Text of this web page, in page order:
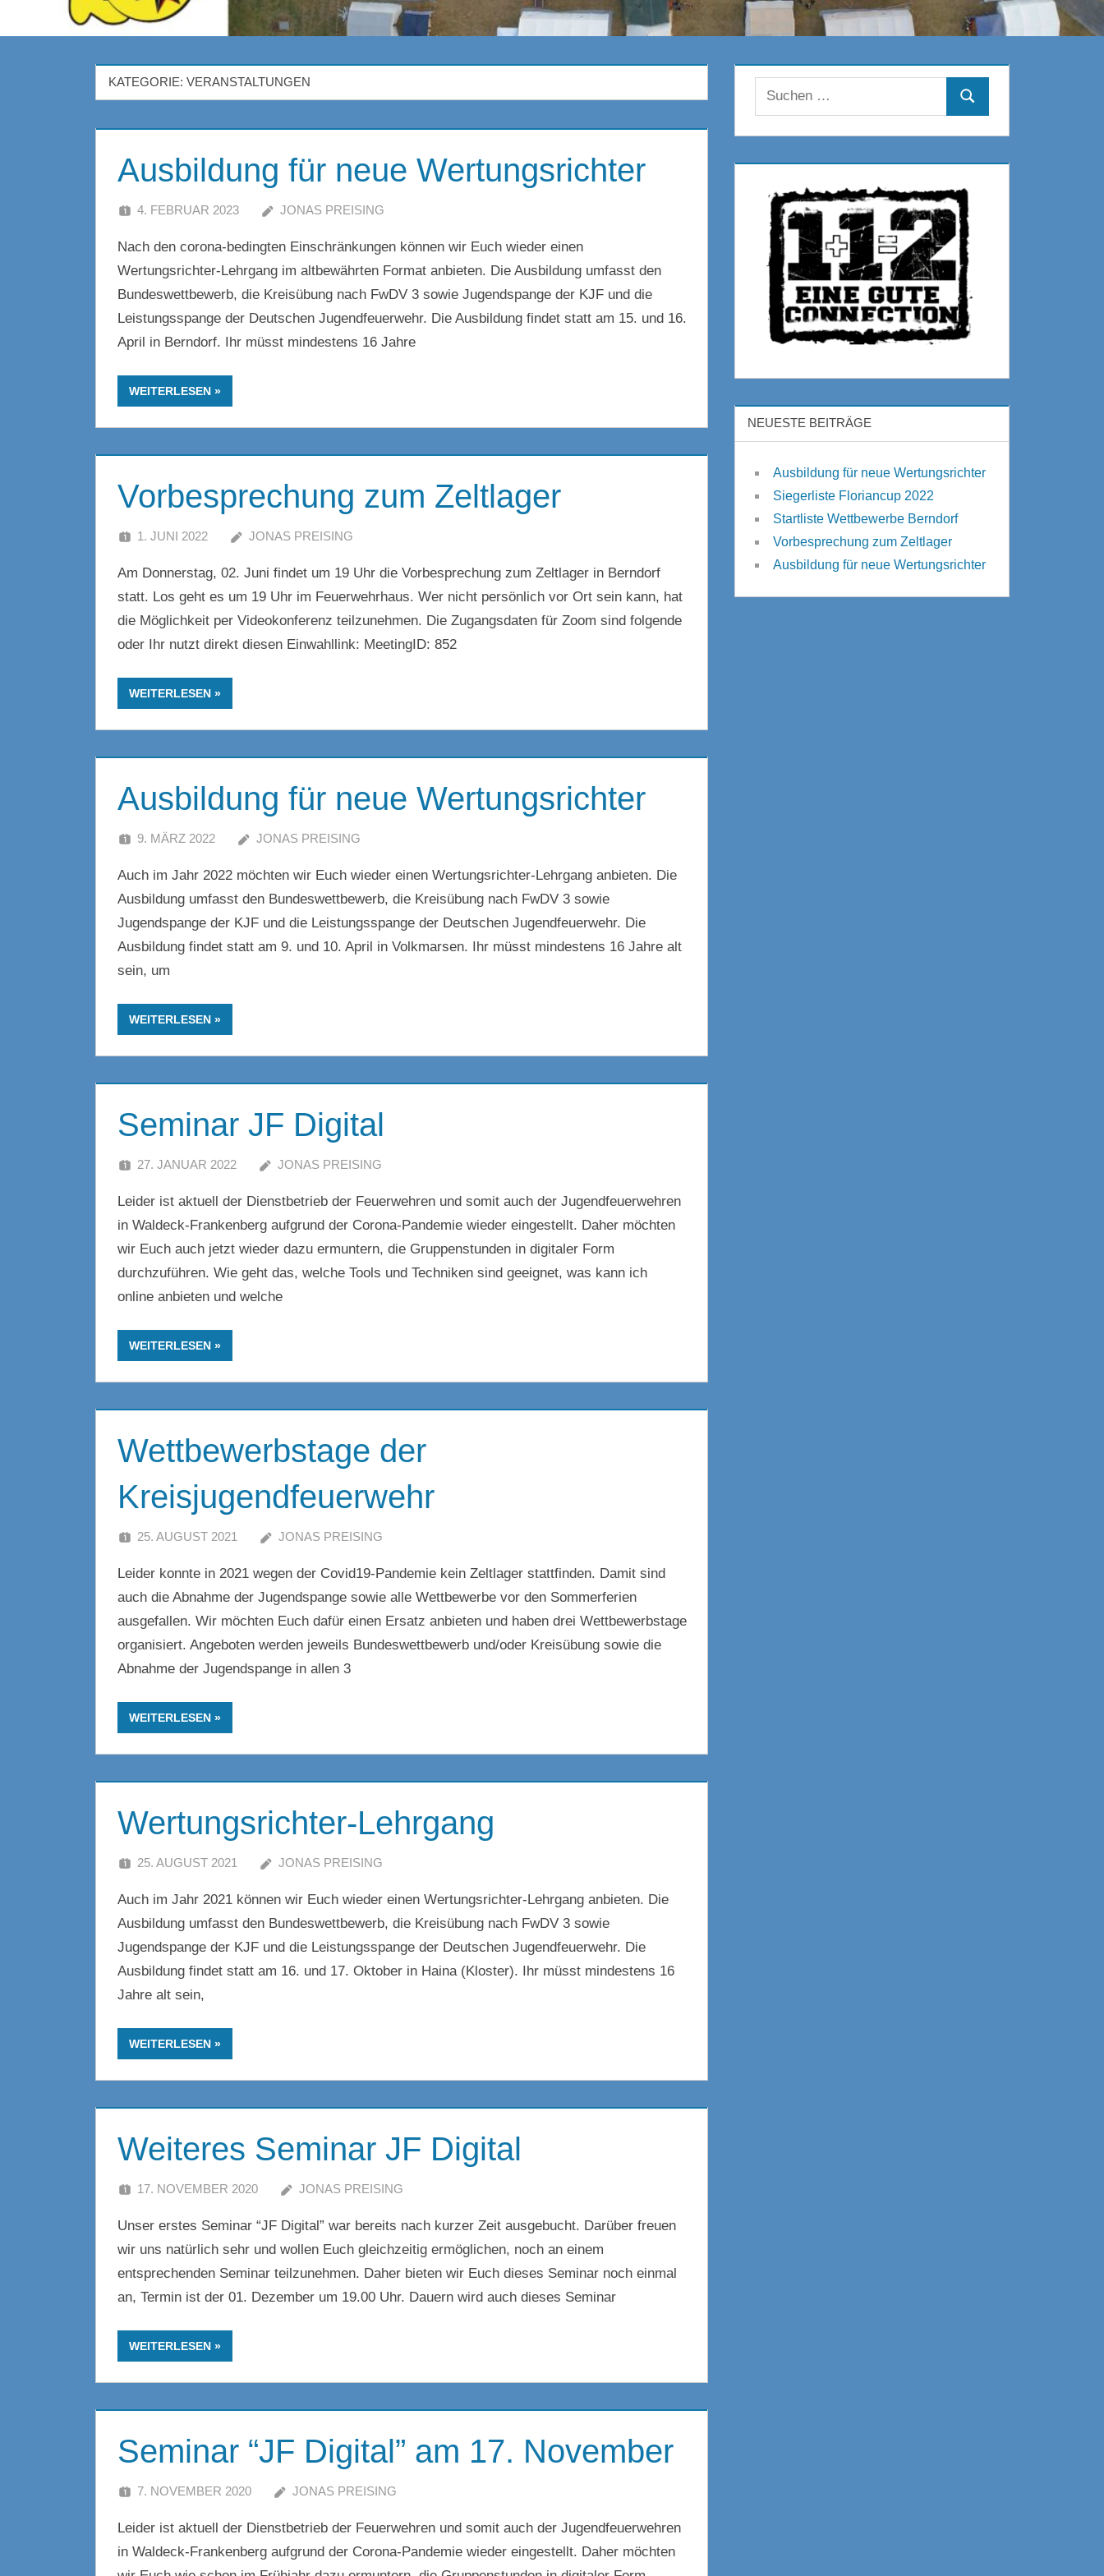
KATEGORIE: VERANSTALTUNGEN
Ausbildung für neue Wertungsrichter
4. FEBRUAR 2023 JONAS PREISING
Nach den corona-bedingten Einschränkungen können wir Euch wieder einen
Wertungsrichter-Lehrgang im altbewährten Format anbieten. Die Ausbildung umfasst den
Bundeswettbewerb, die Kreisübung nach FwDV 3 sowie Jugendspange der KJF und die
Leistungsspange der Deutschen Jugendfeuerwehr. Die Ausbildung findet statt am 15. und 16.
April in Berndorf. Ihr müsst mindestens 16 Jahre
WEITERLESEN
Vorbesprechung zum Zeltlager
1. JUNI 2022 JONAS PREISING
Am Donnerstag, 02. Juni findet um 19 Uhr die Vorbesprechung zum Zeltlager in Berndorf
statt. Los geht es um 19 Uhr im Feuerwehrhaus. Wer nicht persönlich vor Ort sein kann, hat
die Möglichkeit per Videokonferenz teilzunehmen. Die Zugangsdaten für Zoom sind folgende
oder Ihr nutzt direkt diesen Einwahllink: MeetingID: 852
WEITERLESEN
Ausbildung für neue Wertungsrichter
9. MÄRZ 2022 JONAS PREISING
Auch im Jahr 2022 möchten wir Euch wieder einen Wertungsrichter-Lehrgang anbieten. Die
Ausbildung umfasst den Bundeswettbewerb, die Kreisübung nach FwDV 3 sowie
Jugendspange der KJF und die Leistungsspange der Deutschen Jugendfeuerwehr. Die
Ausbildung findet statt am 9. und 10. April in Volkmarsen. Ihr müsst mindestens 16 Jahre alt
sein, um
WEITERLESEN
Seminar JF Digital
27. JANUAR 2022 JONAS PREISING
Leider ist aktuell der Dienstbetrieb der Feuerwehren und somit auch der Jugendfeuerwehren
in Waldeck-Frankenberg aufgrund der Corona-Pandemie wieder eingestellt. Daher möchten
wir Euch auch jetzt wieder dazu ermuntern, die Gruppenstunden in digitaler Form
durchzuführen. Wie geht das, welche Tools und Techniken sind geeignet, was kann ich
online anbieten und welche
WEITERLESEN
Wettbewerbstage der
Kreisjugendfeuerwehr
25. AUGUST 2021 JONAS PREISING
Leider konnte in 2021 wegen der Covid19-Pandemie kein Zeltlager stattfinden. Damit sind
auch die Abnahme der Jugendspange sowie alle Wettbewerbe vor den Sommerferien
ausgefallen. Wir möchten Euch dafür einen Ersatz anbieten und haben drei Wettbewerbstage
organisiert. Angeboten werden jeweils Bundeswettbewerb und/oder Kreisübung sowie die
Abnahme der Jugendspange in allen 3
WEITERLESEN
Wertungsrichter-Lehrgang
25. AUGUST 2021 JONAS PREISING
Auch im Jahr 2021 können wir Euch wieder einen Wertungsrichter-Lehrgang anbieten. Die
Ausbildung umfasst den Bundeswettbewerb, die Kreisübung nach FwDV 3 sowie
Jugendspange der KJF und die Leistungsspange der Deutschen Jugendfeuerwehr. Die
Ausbildung findet statt am 16. und 17. Oktober in Haina (Kloster). Ihr müsst mindestens 16
Jahre alt sein,
WEITERLESEN
Weiteres Seminar JF Digital
17. NOVEMBER 2020 JONAS PREISING
Unser erstes Seminar “JF Digital” war bereits nach kurzer Zeit ausgebucht. Darüber freuen
wir uns natürlich sehr und wollen Euch gleichzeitig ermöglichen, noch an einem
entsprechenden Seminar teilzunehmen. Daher bieten wir Euch dieses Seminar noch einmal
an, Termin ist der 01. Dezember um 19.00 Uhr. Dauern wird auch dieses Seminar
WEITERLESEN
Seminar “JF Digital” am 17. November
7. NOVEMBER 2020 JONAS PREISING
Leider ist aktuell der Dienstbetrieb der Feuerwehren und somit auch der Jugendfeuerwehren
in Waldeck-Frankenberg aufgrund der Corona-Pandemie wieder eingestellt. Daher möchten
Suchen
Suchen
NEUESTE BEITRÄGE
Ausbildung für neue Wertungsrichter
Siegerliste Floriancup 2022
Startliste Wettbewerbe Berndorf
Vorbesprechung zum Zeltlager
Ausbildung für neue Wertungsrichter